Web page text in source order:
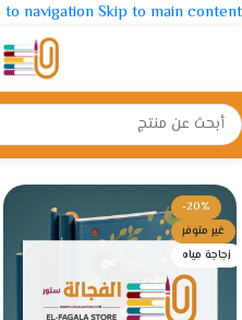
to navigationSkip to main content
الرئيسية/ادوات مدرسية/زجاجات مياه
-20%
غير متوفر
زجاجة مياه